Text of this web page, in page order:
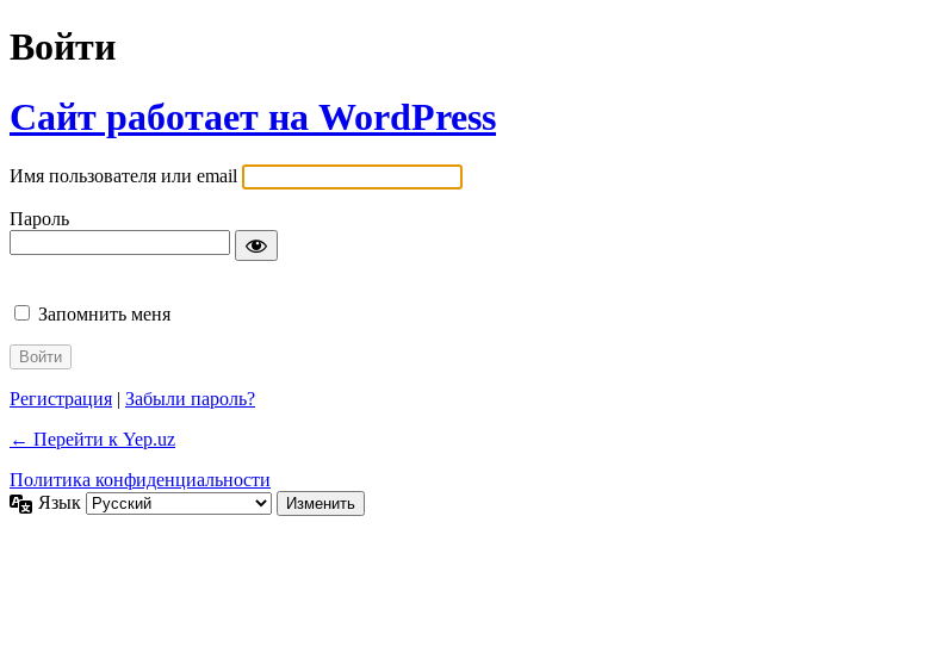
Войти
Сайт работает на WordPress
Имя пользователя или email
Пароль
Запомнить меня
Регистрация | Забыли пароль?
← Перейти к Yep.uz
Политика конфиденциальности
Язык